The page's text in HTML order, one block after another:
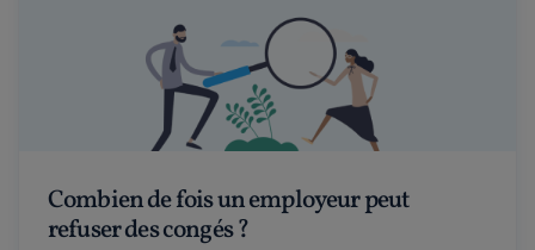
Combien de fois un employeur peut
refuser des congés ?